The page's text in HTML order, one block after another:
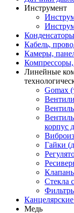
Инструмент
Конденсаторы
Кабель,
Камеры,
Линейные
Gomax
корпус
Гайки
Стекла
Медь